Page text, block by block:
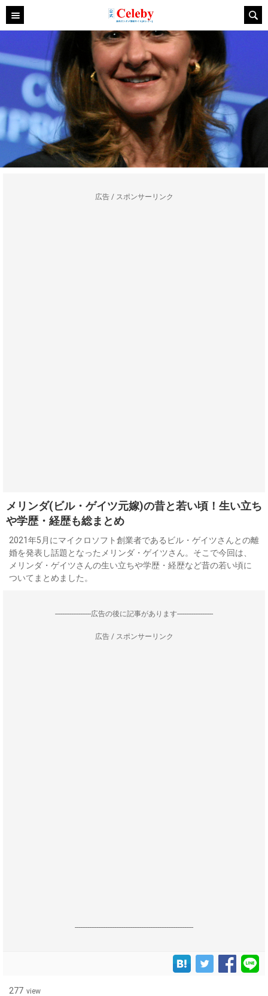
広告 / スポンサーリンク
メリンダ(ビル・ゲイツ元嫁)の昔と若い頃！生い立ち
や学歴・経歴も総まとめ
2021年5月にマイクロソフト創業者であるビル・ゲイツさんとの離
婚を発表し話題となったメリンダ・ゲイツさん。そこで今回は、
メリンダ・ゲイツさんの生い立ちや学歴・経歴など昔の若い頃に
ついてまとめました。
--------------------広告の後に記事があります--------------------
広告 / スポンサーリンク
------------------------------------------------------------------
277 view